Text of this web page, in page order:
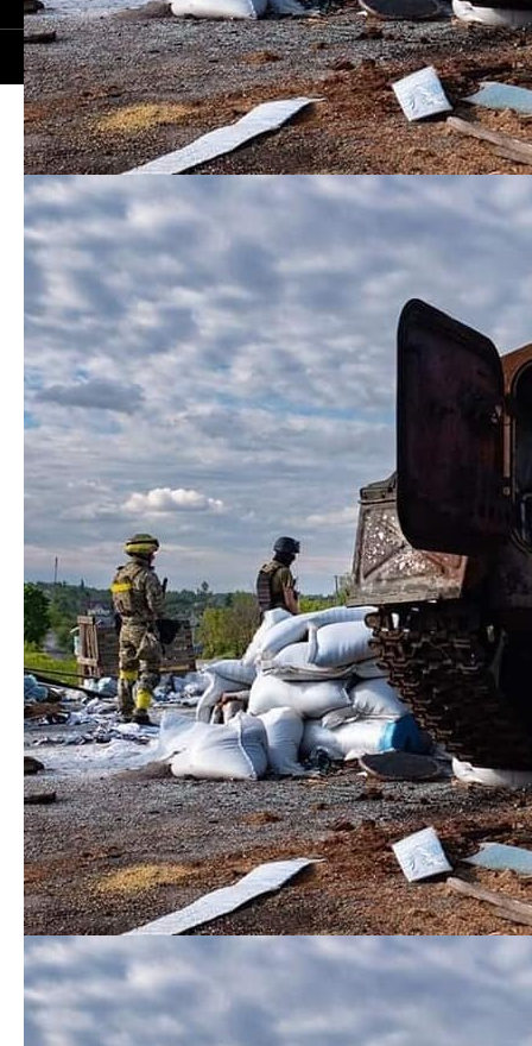
© 2021-2025 Сайт Ивано-Франковска- 1939